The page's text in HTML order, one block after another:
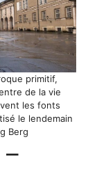
primitif,
de la vie
les fonts
le lendemain
Berg